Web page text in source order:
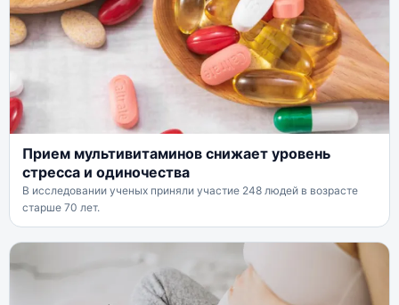
Прием мультивитаминов снижает уровень
стресса и одиночества
В исследовании ученых приняли участие 248 людей в возрасте
старше 70 лет.